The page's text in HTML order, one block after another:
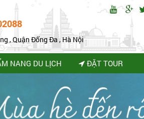
, Quận Đống Đa , Hà Nội
NANG DU LỊCH ĐẶT TOUR